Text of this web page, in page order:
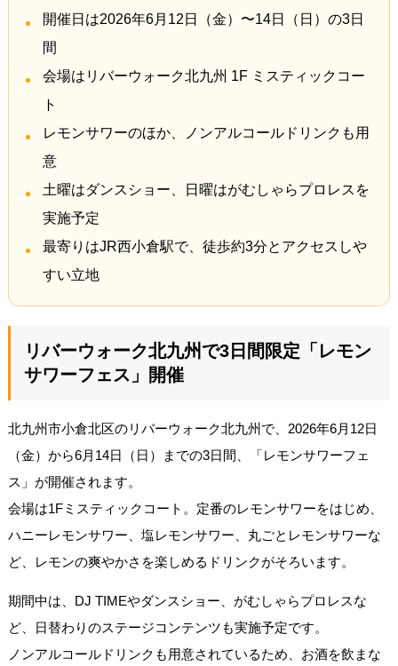
開催日は2026年6月12日（金）〜14日（日）の3日
間
会場はリバーウォーク北九州 1F ミスティックコー
ト
レモンサワーのほか、ノンアルコールドリンクも用
意
土曜はダンスショー、日曜はがむしゃらプロレスを
実施予定
最寄りはJR西小倉駅で、徒歩約3分とアクセスしや
すい立地
リバーウォーク北九州で3日間限定「レモン
サワーフェス」開催
北九州市小倉北区のリバーウォーク北九州で、2026年6月12日
（金）から6月14日（日）までの3日間、「レモンサワーフェ
ス」が開催されます。
会場は1Fミスティックコート。定番のレモンサワーをはじめ、
ハニーレモンサワー、塩レモンサワー、丸ごとレモンサワーな
ど、レモンの爽やかさを楽しめるドリンクがそろいます。
期間中は、DJ TIMEやダンスショー、がむしゃらプロレスな
ど、日替わりのステージコンテンツも実施予定です。
ノンアルコールドリンクも用意されているため、お酒を飲まな